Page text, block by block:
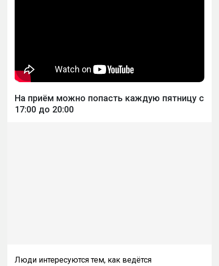
На приём можно попасть каждую пятницу с
17:00 до 20:00
Люди интересуются тем, как ведётся